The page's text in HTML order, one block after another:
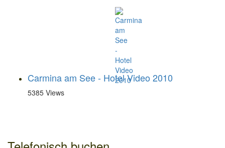
Carmina am See - Hotel Video 2010
5385 Views